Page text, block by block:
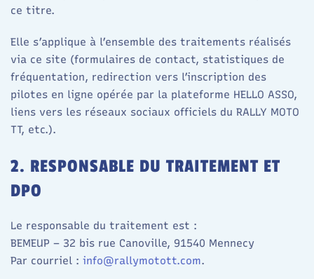
ce titre.​
Elle s’applique à l’ensemble des traitements réalisés
via ce site (formulaires de contact, statistiques de
fréquentation, redirection vers l’inscription des
pilotes en ligne opérée par la plateforme HELLO ASSO,
liens vers les réseaux sociaux officiels du RALLY MOTO
TT, etc.).​
2. RESPONSABLE DU TRAITEMENT ET
DPO
Le responsable du traitement est :
BEMEUP – 32 bis rue Canoville, 91540 Mennecy
Par courriel : info@rallymotott.com.